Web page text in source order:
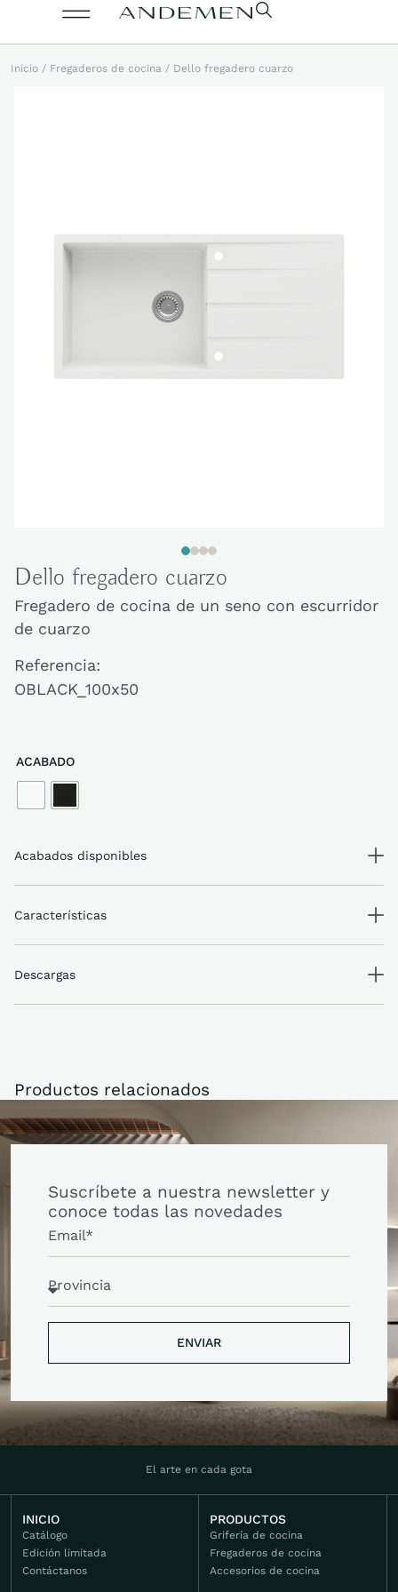
Inicio / Fregaderos de cocina / Dello fregadero cuarzo
Dello fregadero cuarzo
Fregadero de cocina de un seno con escurridor
de cuarzo
Referencia:
OBLACK_100x50
ACABADO
Acabados disponibles
Características
Descargas
Productos relacionados
Suscríbete a nuestra newsletter y
conoce todas las novedades
ENVIAR
El arte en cada gota
INICIO
Catálogo
Edición limitada
Contáctanos
PRODUCTOS
Grifería de cocina
Fregaderos de cocina
Accesorios de cocina